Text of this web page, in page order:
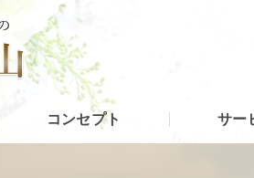
コンセプト サー